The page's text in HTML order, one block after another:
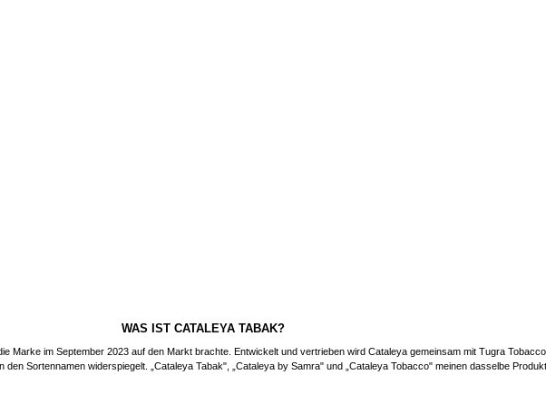
WAS IST CATALEYA TABAK?
Marke im September 2023 auf den Markt brachte. Entwickelt und vertrieben wird Cataleya gemeinsam mit Tugra
Sortennamen widerspiegelt. „Cataleya Tabak", „Cataleya by Samra" und „Cataleya Tobacco" meinen dasselbe Produkt.